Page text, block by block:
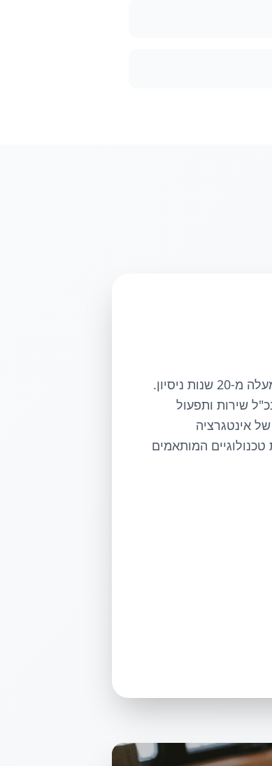
מהנדס תוכנה ומומחה למערכות מידע עם למעלה מ-20 שנות ניסיון.
שירות ותפעול
אינטגרציה
המותאמים